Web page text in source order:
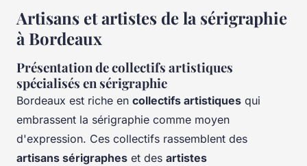
Artisans et artistes de la sérigraphie
à Bordeaux
Présentation de collectifs artistiques
spécialisés en sérigraphie
Bordeaux est riche en collectifs artistiques qui
embrassent la sérigraphie comme moyen
d'expression. Ces collectifs rassemblent des
artisans sérigraphes et des artistes